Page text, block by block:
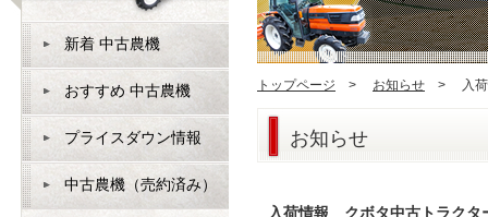
トップページ > お知らせ > 入
お知らせ
入荷情報 クボタ中古トラク
新着 中古農機
おすすめ 中古農機
プライスダウン情報
中古農機（売約済み）